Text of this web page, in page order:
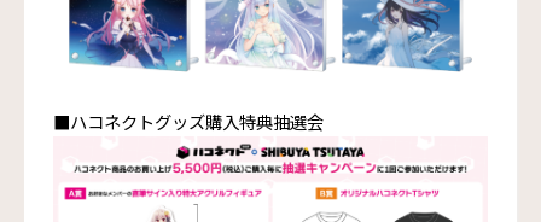
■ハコネクトグッズ購入特典抽選会